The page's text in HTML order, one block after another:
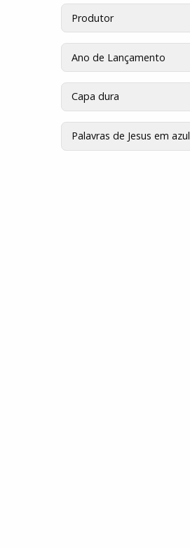
Produtor
Ano de Lançamento
Capa dura
Palavras de Jesus em azul